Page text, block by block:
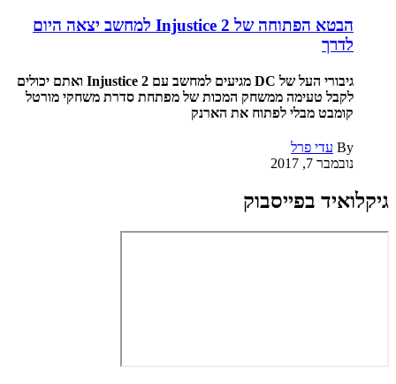
הבטא הפתוחה של Injustice 2 למחשב יצאה היום
לדרך
גיבורי העל של DC מגיעים למחשב עם Injustice 2 ואתם יכולים
לקבל טעימה ממשחק המכות של מפתחת סדרת משחקי מורטל
קומבט מבלי לפתוח את הארנק
By עדי פרל
נובמבר 7, 2017
גיקלואיד בפייסבוק